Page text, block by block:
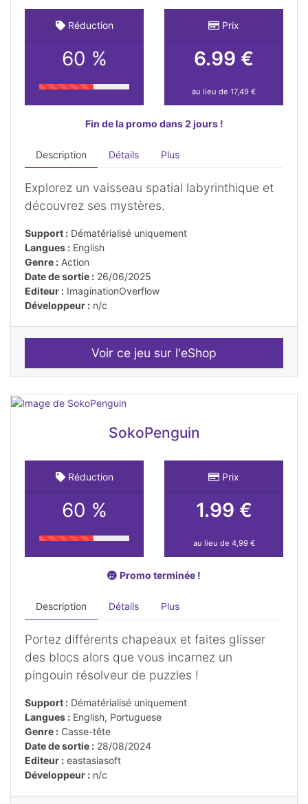
Réduction
60 %
Prix
6.99 €
au lieu de 17,49 €
Fin de la promo dans 2 jours !
Description Détails Plus
Explorez un vaisseau spatial labyrinthique et
découvrez ses mystères.
Support : Dématérialisé uniquement
Langues : English
Genre : Action
Date de sortie : 26/06/2025
Editeur : ImaginationOverflow
Développeur : n/c
Voir ce jeu sur l'eShop
SokoPenguin
Réduction
60 %
Prix
1.99 €
au lieu de 4,99 €
Promo terminée !
Description Détails Plus
Portez différents chapeaux et faites glisser
des blocs alors que vous incarnez un
pingouin résolveur de puzzles !
Support : Dématérialisé uniquement
Langues : English, Portuguese
Genre : Casse-tête
Date de sortie : 28/08/2024
Editeur : eastasiasoft
Développeur : n/c